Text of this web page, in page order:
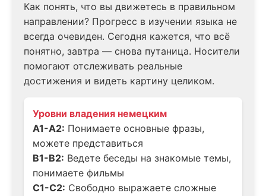
Как понять, что вы движетесь в правильном
направлении? Прогресс в изучении языка не
всегда очевиден. Сегодня кажется, что всё
понятно, завтра — снова путаница. Носители
помогают отслеживать реальные
достижения и видеть картину целиком.
Уровни владения немецким
A1-A2: Понимаете основные фразы,
можете представиться
B1-B2: Ведете беседы на знакомые темы,
понимаете фильмы
C1-C2: Свободно выражаете сложные